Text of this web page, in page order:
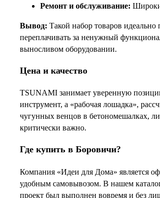
Ремонт и обслуживание:
Вывод: Такой набор товаров идеально
переплачивать за ненужный
выносливом оборудовании.
Цена и качество
TSUNAMI занимает уверенную
инструмент, а «рабочая лошадка»,
чугунных венцов в бетономешалках,
критически важно.
Где купить в Боровичи?
Компания «Идеи для Дома» является
удобным самовывозом. В нашем
проект был выполнен вовремя и без